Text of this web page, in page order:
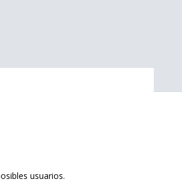
usuarios.